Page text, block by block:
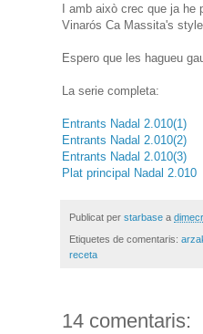
I amb això crec que ja he
Vinarós Ca Massita's
Espero que les hagueu
La serie completa:
Entrants Nadal 2.010(1)
Entrants Nadal 2.010(2)
Entrants Nadal 2.010(3)
Plat principal Nadal 2.010
Publicat per starbase a
Etiquetes de comentaris:
receta
14 comentaris: